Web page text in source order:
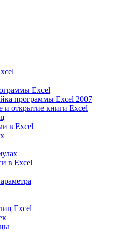
Excel
программы Excel 2007
и открытие книги Excel
в Excel
в Excel
Excel